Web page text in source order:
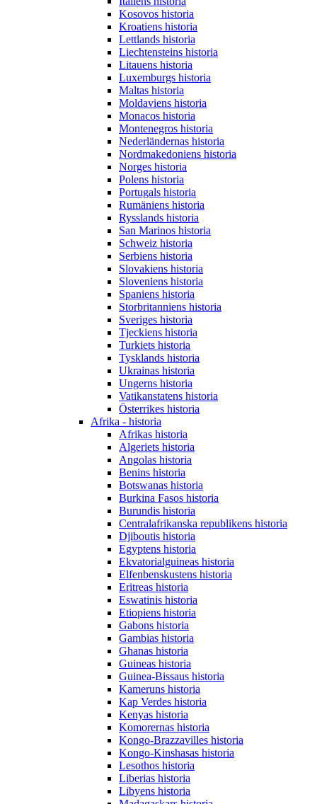
Kosovos historia
Kroatiens historia
Lettlands historia
Liechtensteins historia
Litauens historia
Luxemburgs historia
Maltas historia
Moldaviens historia
Monacos historia
Montenegros historia
Nederländernas historia
Nordmakedoniens historia
Norges historia
Polens historia
Portugals historia
Rumäniens historia
Rysslands historia
San Marinos historia
Schweiz historia
Serbiens historia
Slovakiens historia
Sloveniens historia
Spaniens historia
Storbritanniens historia
Sveriges historia
Tjeckiens historia
Turkiets historia
Tysklands historia
Ukrainas historia
Ungerns historia
Vatikanstatens historia
Österrikes historia
Afrika - historia
Afrikas historia
Algeriets historia
Angolas historia
Benins historia
Botswanas historia
Burkina Fasos historia
Burundis historia
Centralafrikanska republikens historia
Djiboutis historia
Egyptens historia
Ekvatorialguineas historia
Elfenbenskustens historia
Eritreas historia
Eswatinis historia
Etiopiens historia
Gabons historia
Gambias historia
Ghanas historia
Guineas historia
Guinea-Bissaus historia
Kameruns historia
Kap Verdes historia
Kenyas historia
Komorernas historia
Kongo-Brazzavilles historia
Kongo-Kinshasas historia
Lesothos historia
Liberias historia
Libyens historia